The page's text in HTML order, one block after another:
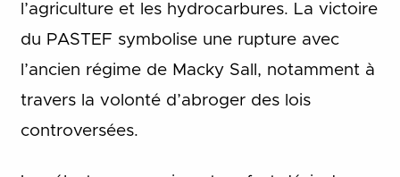
l’agriculture et les hydrocarbures. La victoire
du PASTEF symbolise une rupture avec
l’ancien régime de Macky Sall, notamment à
travers la volonté d’abroger des lois
controversées.